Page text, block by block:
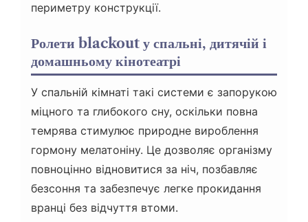
периметру конструкції.
Ролети blackout у спальні, дитячій і
домашньому кінотеатрі
У спальній кімнаті такі системи є запорукою
міцного та глибокого сну, оскільки повна
темрява стимулює природне вироблення
гормону мелатоніну. Це дозволяє організму
повноцінно відновитися за ніч, позбавляє
безсоння та забезпечує легке прокидання
вранці без відчуття втоми.